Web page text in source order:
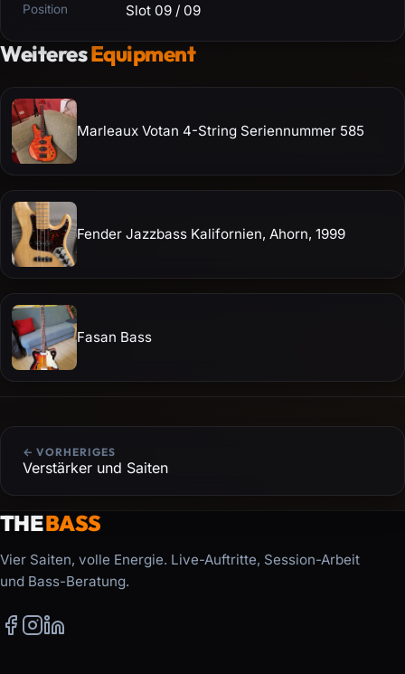
Position Slot 09 / 09
WeiteresEquipment
Marleaux Votan 4-String Seriennummer 585
Fender Jazzbass Kalifornien, Ahorn, 1999
Fasan Bass
← VORHERIGES
Verstärker und Saiten
THEBASS
Vier Saiten, volle Energie. Live-Auftritte, Session-Arbeit
und Bass-Beratung.